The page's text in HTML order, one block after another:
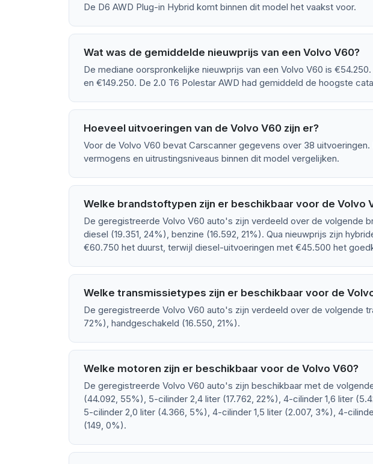
De D6 AWD Plug-in Hybrid komt binnen dit model het vaakst voor.
Wat was de gemiddelde nieuwprijs van een Volvo V60?
De mediane oorspronkelijke nieuwprijs van een Volvo V60 is
en €149.250. De 2.0 T6 Polestar AWD had gemiddeld de hoogste
Hoeveel uitvoeringen van de Volvo V60 zijn er?
Voor de Volvo V60 bevat Carscanner gegevens over 38
vermogens en uitrustingsniveaus binnen dit model vergelijken.
Welke brandstoftypen zijn er beschikbaar voor de Volvo
De geregistreerde Volvo V60 auto's zijn verdeeld over de volgende
diesel (19.351, 24%), benzine (16.592, 21%). Qua nieuwprijs zijn
€60.750 het duurst, terwijl diesel-uitvoeringen met €45.500 het
Welke transmissietypes zijn er beschikbaar voor de
De geregistreerde Volvo V60 auto's zijn verdeeld over de volgende
72%), handgeschakeld (16.550, 21%).
Welke motoren zijn er beschikbaar voor de Volvo V60?
De geregistreerde Volvo V60 auto's zijn beschikbaar met de
(44.092, 55%), 5-cilinder 2,4 liter (17.762, 22%), 4-cilinder 1,6 liter
5-cilinder 2,0 liter (4.366, 5%), 4-cilinder 1,5 liter (2.007, 3%), 4-
(149, 0%).